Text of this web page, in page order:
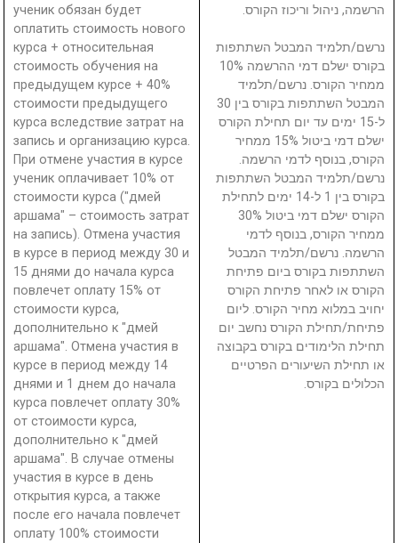
ученик обязан будет
оплатить стоимость нового
курса + относительная
стоимость обучения на
предыдущем курсе + 40%
стоимости предыдущего
курса вследствие затрат на
запись и организацию курса.
При отмене участия в курсе
ученик оплачивает 10% от
стоимости курса ("дмей
аршама" – стоимость затрат
на запись). Отмена участия
в курсе в период между 30 и
15 днями до начала курса
повлечет оплату 15% от
стоимости курса,
дополнительно к "дмей
аршама". Отмена участия в
курсе в период между 14
днями и 1 днем до начала
курса повлечет оплату 30%
от стоимости курса,
дополнительно к "дмей
аршама". В случае отмены
участия в курсе в день
открытия курса, а также
после его начала повлечет
оплату 100% стоимости
הרשמה, ניהול וריכוז הקורס.
נרשם/תלמיד המבטל השתתפות
בקורס ישלם דמי ההרשמה 10%
ממחיר הקורס. נרשם/תלמיד
המבטל השתתפות בקורס בין 30
ל-15 ימים עד יום תחילת הקורס
ישלם דמי ביטול 15% ממחיר
הקורס, בנוסף לדמי הרשמה.
נרשם/תלמיד המבטל השתתפות
בקורס בין 1 ל-14 ימים לתחילת
הקורס ישלם דמי ביטול 30%
ממחיר הקורס, בנוסף לדמי
הרשמה. נרשם/תלמיד המבטל
השתתפות בקורס ביום פתיחת
הקורס או לאחר פתיחת הקורס
יחויב במלוא מחיר הקורס. ליום
פתיחת/תחילת הקורס נחשב יום
תחילת הלימודים בקורס בקבוצה
או תחילת השיעורים הפרטיים
הכלולים בקורס.